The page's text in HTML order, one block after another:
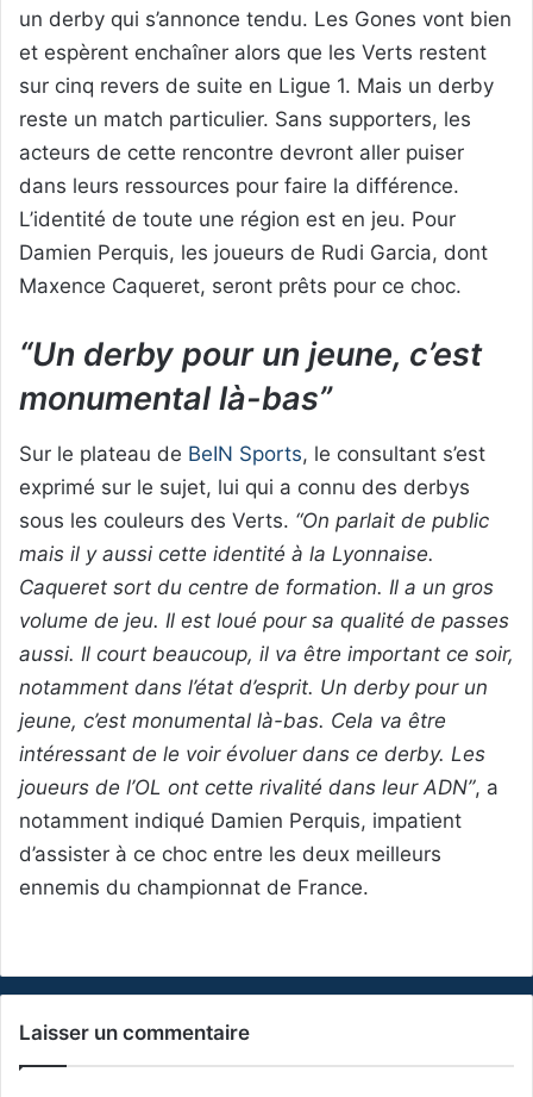
un derby qui s’annonce tendu. Les Gones vont bien
et espèrent enchaîner alors que les Verts restent
sur cinq revers de suite en Ligue 1. Mais un derby
reste un match particulier. Sans supporters, les
acteurs de cette rencontre devront aller puiser
dans leurs ressources pour faire la différence.
L’identité de toute une région est en jeu. Pour
Damien Perquis, les joueurs de Rudi Garcia, dont
Maxence Caqueret, seront prêts pour ce choc.
“Un derby pour un jeune, c’est
monumental là-bas”
Sur le plateau de BeIN Sports, le consultant s’est
exprimé sur le sujet, lui qui a connu des derbys
sous les couleurs des Verts. “On parlait de public
mais il y aussi cette identité à la Lyonnaise.
Caqueret sort du centre de formation. Il a un gros
volume de jeu. Il est loué pour sa qualité de passes
aussi. Il court beaucoup, il va être important ce soir,
notamment dans l’état d’esprit. Un derby pour un
jeune, c’est monumental là-bas. Cela va être
intéressant de le voir évoluer dans ce derby. Les
joueurs de l’OL ont cette rivalité dans leur ADN”, a
notamment indiqué Damien Perquis, impatient
d’assister à ce choc entre les deux meilleurs
ennemis du championnat de France.
Laisser un commentaire